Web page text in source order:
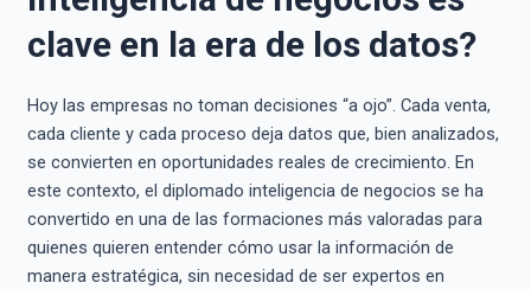
clave en la era de los datos?
Hoy las empresas no toman decisiones “a ojo”. Cada venta,
cada cliente y cada proceso deja datos que, bien analizados,
se convierten en oportunidades reales de crecimiento. En
este contexto, el diplomado inteligencia de negocios se ha
convertido en una de las formaciones más valoradas para
quienes quieren entender cómo usar la información de
manera estratégica, sin necesidad de ser expertos en